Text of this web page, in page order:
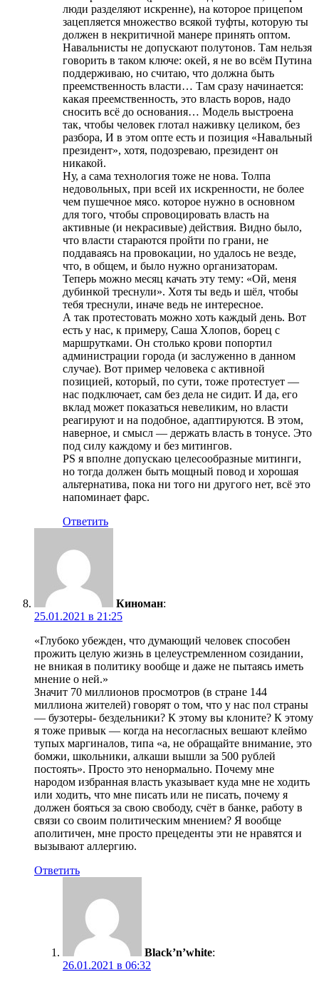
люди разделяют искренне), на которое прицепом
зацепляется множество всякой туфты, которую ты
должен в некритичной манере принять оптом.
Навальнисты не допускают полутонов. Там нельзя
говорить в таком ключе: окей, я не во всём Путина
поддерживаю, но считаю, что должна быть
преемственность власти… Там сразу начинается:
какая преемственность, это власть воров, надо
сносить всё до основания… Модель выстроена
так, чтобы человек глотал наживку целиком, без
разбора, И в этом опте есть и позиция «Навальный
президент», хотя, подозреваю, президент он
никакой.
Ну, а сама технология тоже не нова. Толпа
недовольных, при всей их искренности, не более
чем пушечное мясо. которое нужно в основном
для того, чтобы спровоцировать власть на
активные (и некрасивые) действия. Видно было,
что власти стараются пройти по грани, не
поддаваясь на провокации, но удалось не везде,
что, в общем, и было нужно организаторам.
Теперь можно месяц качать эту тему: «Ой, меня
дубинкой треснули». Хотя ты ведь и шёл, чтобы
тебя треснули, иначе ведь не интересное.
А так протестовать можно хоть каждый день. Вот
есть у нас, к примеру, Саша Хлопов, борец с
маршрутками. Он столько крови попортил
администрации города (и заслуженно в данном
случае). Вот пример человека с активной
позицией, который, по сути, тоже протестует —
нас подключает, сам без дела не сидит. И да, его
вклад может показаться невеликим, но власти
реагируют и на подобное, адаптируются. В этом,
наверное, и смысл — держать власть в тонусе. Это
под силу каждому и без митингов.
PS я вполне допускаю целесообразные митинги,
но тогда должен быть мощный повод и хорошая
альтернатива, пока ни того ни другого нет, всё это
напоминает фарс.
Ответить
Киноман:
25.01.2021 в 21:25
«Глубоко убежден, что думающий человек способен
прожить целую жизнь в целеустремленном созидании,
не вникая в политику вообще и даже не пытаясь иметь
мнение о ней.»
Значит 70 миллионов просмотров (в стране 144
миллиона жителей) говорят о том, что у нас пол страны
— бузотеры- бездельники? К этому вы клоните? К этому
я тоже привык — когда на несогласных вешают клеймо
тупых маргиналов, типа «а, не обращайте внимание, это
бомжи, школьники, алкаши вышли за 500 рублей
постоять». Просто это ненормально. Почему мне
народом избранная власть указывает куда мне не ходить
или ходить, что мне писать или не писать, почему я
должен бояться за свою свободу, счёт в банке, работу в
связи со своим политическим мнением? Я вообще
аполитичен, мне просто прецеденты эти не нравятся и
вызывают аллергию.
Ответить
Black’n’white:
26.01.2021 в 06:32